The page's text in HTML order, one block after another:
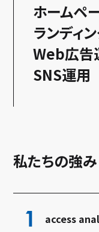
ホームペ
ランディ
Web広告
SNS運用
私たちの強み
1 access